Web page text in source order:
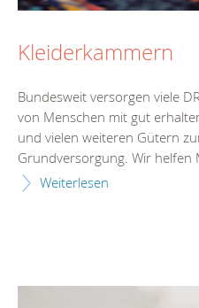
Kleiderkammern
Bundesweit versorgen viele
von Menschen mit gut
und vielen weiteren Gütern
Grundversorgung. Wir helfen
Weiterlesen